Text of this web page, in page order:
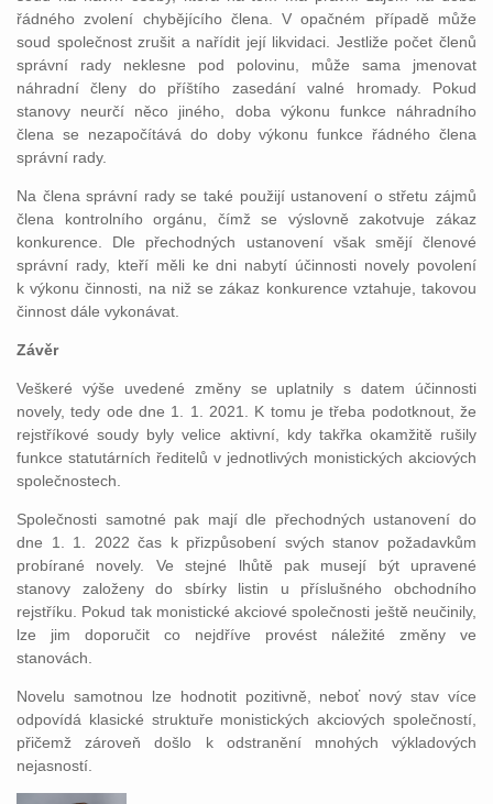
řádného zvolení chybějícího člena. V opačném případě může
soud společnost zrušit a nařídit její likvidaci. Jestliže počet členů
správní rady neklesne pod polovinu, může sama jmenovat
náhradní členy do příštího zasedání valné hromady. Pokud
stanovy neurčí něco jiného, doba výkonu funkce náhradního
člena se nezapočítává do doby výkonu funkce řádného člena
správní rady.
Na člena správní rady se také použijí ustanovení o střetu zájmů
člena kontrolního orgánu, čímž se výslovně zakotvuje zákaz
konkurence. Dle přechodných ustanovení však smějí členové
správní rady, kteří měli ke dni nabytí účinnosti novely povolení
k výkonu činnosti, na niž se zákaz konkurence vztahuje, takovou
činnost dále vykonávat.
Závěr
Veškeré výše uvedené změny se uplatnily s datem účinnosti
novely, tedy ode dne 1. 1. 2021. K tomu je třeba podotknout, že
rejstříkové soudy byly velice aktivní, kdy takřka okamžitě rušily
funkce statutárních ředitelů v jednotlivých monistických akciových
společnostech.
Společnosti samotné pak mají dle přechodných ustanovení do
dne 1. 1. 2022 čas k přizpůsobení svých stanov požadavkům
probírané novely. Ve stejné lhůtě pak musejí být upravené
stanovy založeny do sbírky listin u příslušného obchodního
rejstříku.
Pokud tak monistické akciové společnosti ještě neučinily,
lze jim doporučit co nejdříve provést náležité změny ve
stanovách.
Novelu samotnou lze hodnotit pozitivně, neboť nový stav více
odpovídá klasické struktuře monistických akciových společností,
přičemž zároveň došlo k odstranění mnohých výkladových
nejasností.